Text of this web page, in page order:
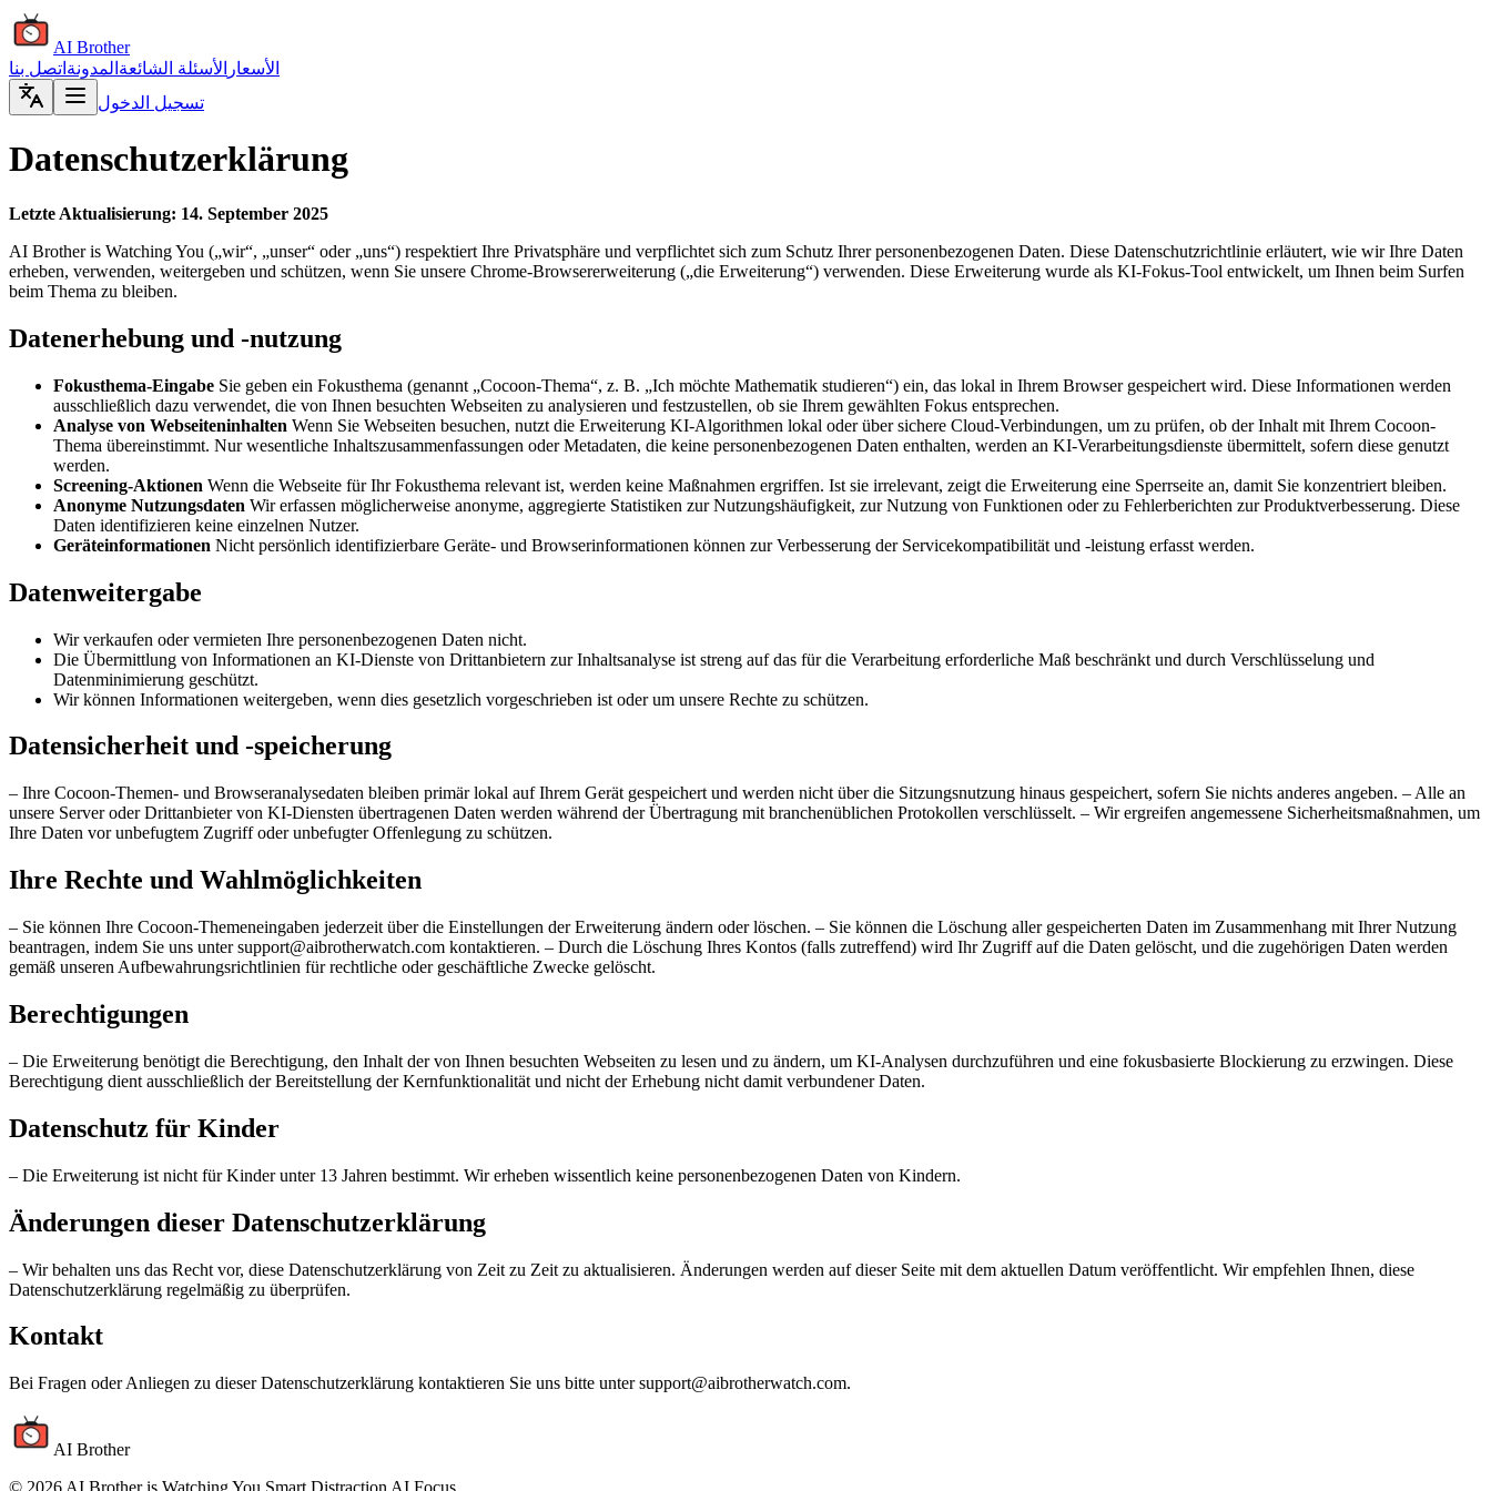
AI Brother
الأسعار الأسئلة الشائعة المدونة اتصل بنا
تسجيل الدخول
Datenschutzerklärung
Letzte Aktualisierung: 14. September 2025
AI Brother is Watching You („wir“, „unser“ oder „uns“) respektiert Ihre Privatsphäre und verpflichtet sich zum Schutz Ihrer personenbezogenen Daten. Diese Datenschutzrichtlinie erläutert, wie wir Ihre Daten
erheben, verwenden, weitergeben und schützen, wenn Sie unsere Chrome-Browsererweiterung („die Erweiterung“) verwenden. Diese Erweiterung wurde als KI-Fokus-Tool entwickelt, um Ihnen beim Surfen
beim Thema zu bleiben.
Datenerhebung und -nutzung
Fokusthema-Eingabe Sie geben ein Fokusthema (genannt „Cocoon-Thema“, z. B. „Ich möchte Mathematik studieren“) ein, das lokal in Ihrem Browser gespeichert wird. Diese Informationen werden
ausschließlich dazu verwendet, die von Ihnen besuchten Webseiten zu analysieren und festzustellen, ob sie Ihrem gewählten Fokus entsprechen.
Analyse von Webseiteninhalten Wenn Sie Webseiten besuchen, nutzt die Erweiterung KI-Algorithmen lokal oder über sichere Cloud-Verbindungen, um zu prüfen, ob der Inhalt mit Ihrem Cocoon-
Thema übereinstimmt. Nur wesentliche Inhaltszusammenfassungen oder Metadaten, die keine personenbezogenen Daten enthalten, werden an KI-Verarbeitungsdienste übermittelt, sofern diese genutzt
werden.
Screening-Aktionen Wenn die Webseite für Ihr Fokusthema relevant ist, werden keine Maßnahmen ergriffen. Ist sie irrelevant, zeigt die Erweiterung eine Sperrseite an, damit Sie konzentriert bleiben.
Anonyme Nutzungsdaten Wir erfassen möglicherweise anonyme, aggregierte Statistiken zur Nutzungshäufigkeit, zur Nutzung von Funktionen oder zu Fehlerberichten zur Produktverbesserung. Diese
Daten identifizieren keine einzelnen Nutzer.
Geräteinformationen Nicht persönlich identifizierbare Geräte- und Browserinformationen können zur Verbesserung der Servicekompatibilität und -leistung erfasst werden.
Datenweitergabe
Wir verkaufen oder vermieten Ihre personenbezogenen Daten nicht.
Die Übermittlung von Informationen an KI-Dienste von Drittanbietern zur Inhaltsanalyse ist streng auf das für die Verarbeitung erforderliche Maß beschränkt und durch Verschlüsselung und
Datenminimierung geschützt.
Wir können Informationen weitergeben, wenn dies gesetzlich vorgeschrieben ist oder um unsere Rechte zu schützen.
Datensicherheit und -speicherung
– Ihre Cocoon-Themen- und Browseranalysedaten bleiben primär lokal auf Ihrem Gerät gespeichert und werden nicht über die Sitzungsnutzung hinaus gespeichert, sofern Sie nichts anderes angeben. – Alle an
unsere Server oder Drittanbieter von KI-Diensten übertragenen Daten werden während der Übertragung mit branchenüblichen Protokollen verschlüsselt. – Wir ergreifen angemessene Sicherheitsmaßnahmen, um
Ihre Daten vor unbefugtem Zugriff oder unbefugter Offenlegung zu schützen.
Ihre Rechte und Wahlmöglichkeiten
– Sie können Ihre Cocoon-Themeneingaben jederzeit über die Einstellungen der Erweiterung ändern oder löschen. – Sie können die Löschung aller gespeicherten Daten im Zusammenhang mit Ihrer Nutzung
beantragen, indem Sie uns unter support@aibrotherwatch.com kontaktieren. – Durch die Löschung Ihres Kontos (falls zutreffend) wird Ihr Zugriff auf die Daten gelöscht, und die zugehörigen Daten werden
gemäß unseren Aufbewahrungsrichtlinien für rechtliche oder geschäftliche Zwecke gelöscht.
Berechtigungen
– Die Erweiterung benötigt die Berechtigung, den Inhalt der von Ihnen besuchten Webseiten zu lesen und zu ändern, um KI-Analysen durchzuführen und eine fokusbasierte Blockierung zu erzwingen. Diese
Berechtigung dient ausschließlich der Bereitstellung der Kernfunktionalität und nicht der Erhebung nicht damit verbundener Daten.
Datenschutz für Kinder
– Die Erweiterung ist nicht für Kinder unter 13 Jahren bestimmt. Wir erheben wissentlich keine personenbezogenen Daten von Kindern.
Änderungen dieser Datenschutzerklärung
– Wir behalten uns das Recht vor, diese Datenschutzerklärung von Zeit zu Zeit zu aktualisieren. Änderungen werden auf dieser Seite mit dem aktuellen Datum veröffentlicht. Wir empfehlen Ihnen, diese
Datenschutzerklärung regelmäßig zu überprüfen.
Kontakt
Bei Fragen oder Anliegen zu dieser Datenschutzerklärung kontaktieren Sie uns bitte unter support@aibrotherwatch.com.
AI Brother